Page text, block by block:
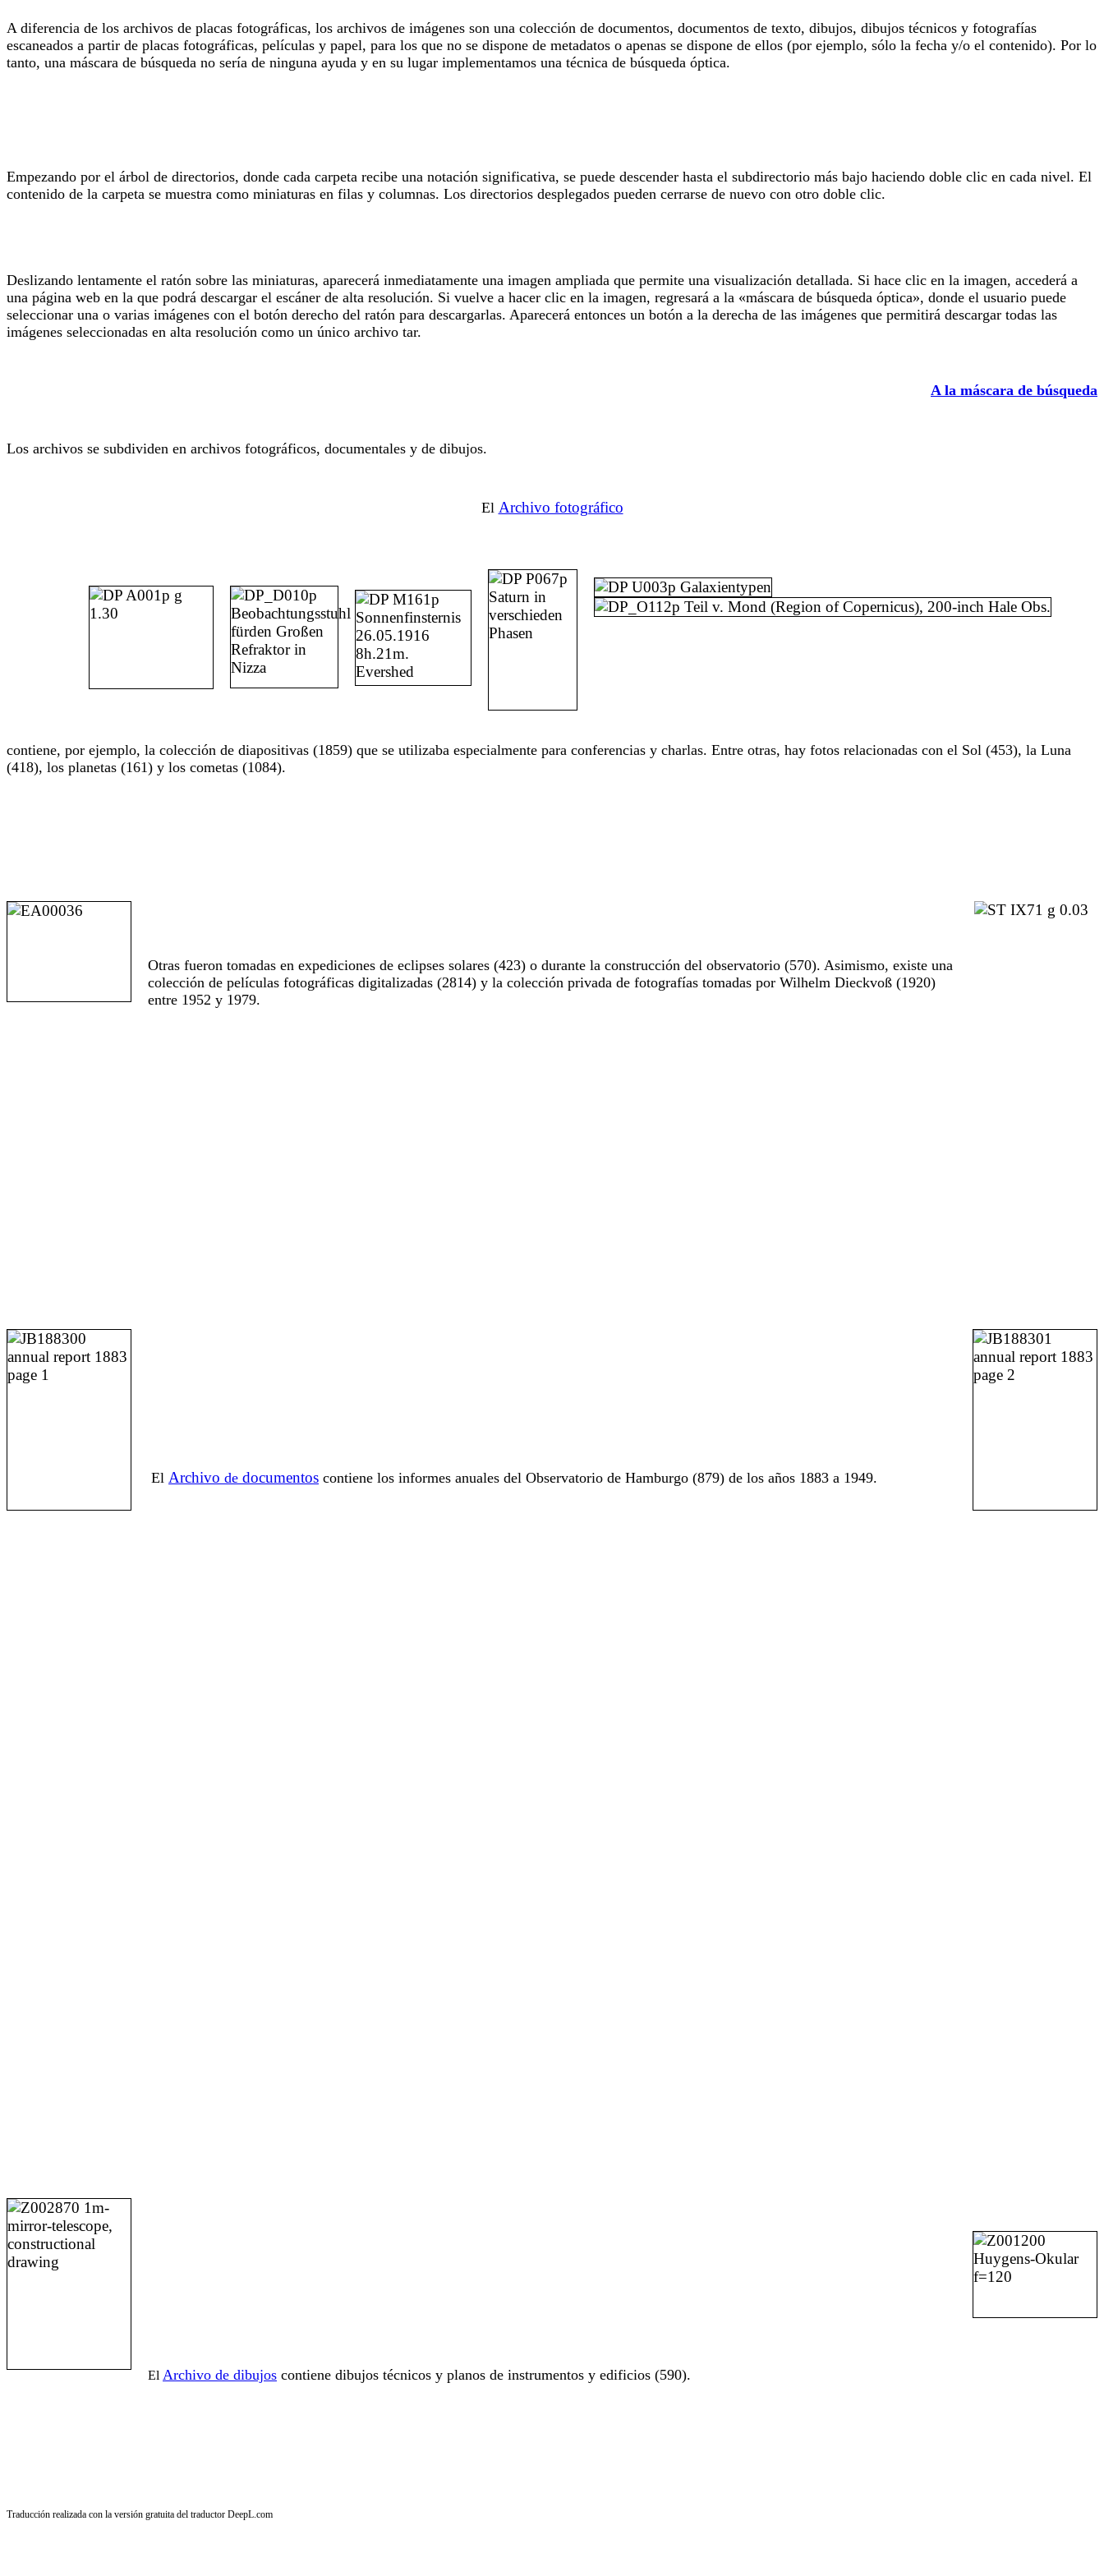
A diferencia de los archivos de placas fotográficas, los archivos de imágenes son una colección de documentos, documentos de texto, dibujos, dibujos técnicos y fotografías
escaneados a partir de placas fotográficas, películas y papel, para los que no se dispone de metadatos o apenas se dispone de ellos (por ejemplo, sólo la fecha y/o el contenido). Por lo
tanto, una máscara de búsqueda no sería de ninguna ayuda y en su lugar implementamos una técnica de búsqueda óptica.
Empezando por el árbol de directorios, donde cada carpeta recibe una notación significativa, se puede descender hasta el subdirectorio más bajo haciendo doble clic en cada nivel. El
contenido de la carpeta se muestra como miniaturas en filas y columnas. Los directorios desplegados pueden cerrarse de nuevo con otro doble clic.
Deslizando lentamente el ratón sobre las miniaturas, aparecerá inmediatamente una imagen ampliada que permite una visualización detallada. Si hace clic en la imagen, accederá a
una página web en la que podrá descargar el escáner de alta resolución. Si vuelve a hacer clic en la imagen, regresará a la «máscara de búsqueda óptica», donde el usuario puede
seleccionar una o varias imágenes con el botón derecho del ratón para descargarlas. Aparecerá entonces un botón a la derecha de las imágenes que permitirá descargar todas las
imágenes seleccionadas en alta resolución como un único archivo tar.
A la máscara de búsqueda
Los archivos se subdividen en archivos fotográficos, documentales y de dibujos.
El Archivo fotográfico
contiene, por ejemplo, la colección de diapositivas (1859) que se utilizaba especialmente para conferencias y charlas. Entre otras, hay fotos relacionadas con el Sol (453), la Luna
(418), los planetas (161) y los cometas (1084).
Otras fueron tomadas en expediciones de eclipses solares (423) o durante la construcción del observatorio (570). Asimismo, existe una
colección de películas fotográficas digitalizadas (2814) y la colección privada de fotografías tomadas por Wilhelm Dieckvoß (1920)
entre 1952 y 1979.
El Archivo de documentos contiene los informes anuales del Observatorio de Hamburgo (879) de los años 1883 a 1949.
El Archivo de dibujos contiene dibujos técnicos y planos de instrumentos y edificios (590).
Traducción realizada con la versión gratuita del traductor DeepL.com